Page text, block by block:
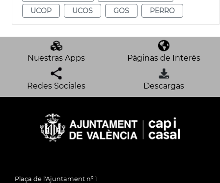
UCOP
UCOS GOS PERRO
Nuestras Apps Páginas de Interés
Redes Sociales Descargas
Plaça de l'Ajuntament nº 1